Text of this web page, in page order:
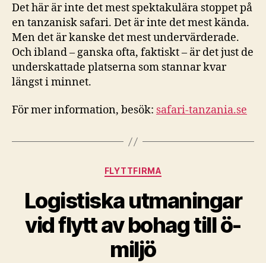
Det här är inte det mest spektakulära stoppet på
en tanzanisk safari. Det är inte det mest kända.
Men det är kanske det mest undervärderade.
Och ibland – ganska ofta, faktiskt – är det just de
underskattade platserna som stannar kvar
längst i minnet.
För mer information, besök: safari-tanzania.se
Kategorier
FLYTTFIRMA
Logistiska utmaningar
vid flytt av bohag till ö-
miljö